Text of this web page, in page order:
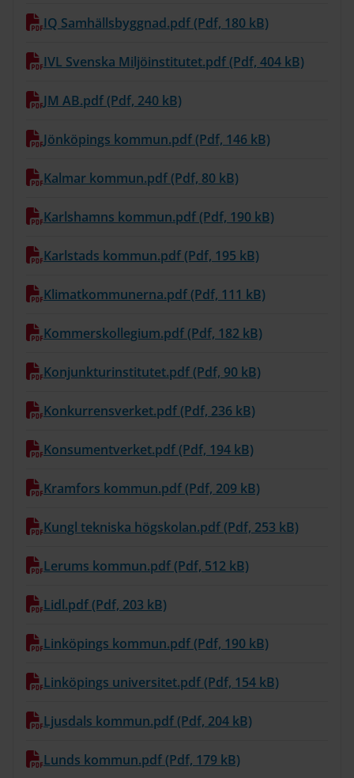
IQ Samhällsbyggnad.pdf (Pdf, 180 kB)
IVL Svenska Miljöinstitutet.pdf (Pdf, 404 kB)
JM AB.pdf (Pdf, 240 kB)
Jönköpings kommun.pdf (Pdf, 146 kB)
Kalmar kommun.pdf (Pdf, 80 kB)
Karlshamns kommun.pdf (Pdf, 190 kB)
Karlstads kommun.pdf (Pdf, 195 kB)
Klimatkommunerna.pdf (Pdf, 111 kB)
Kommerskollegium.pdf (Pdf, 182 kB)
Konjunkturinstitutet.pdf (Pdf, 90 kB)
Konkurrensverket.pdf (Pdf, 236 kB)
Konsumentverket.pdf (Pdf, 194 kB)
Kramfors kommun.pdf (Pdf, 209 kB)
Kungl tekniska högskolan.pdf (Pdf, 253 kB)
Lerums kommun.pdf (Pdf, 512 kB)
Lidl.pdf (Pdf, 203 kB)
Linköpings kommun.pdf (Pdf, 190 kB)
Linköpings universitet.pdf (Pdf, 154 kB)
Ljusdals kommun.pdf (Pdf, 204 kB)
Lunds kommun.pdf (Pdf, 179 kB)